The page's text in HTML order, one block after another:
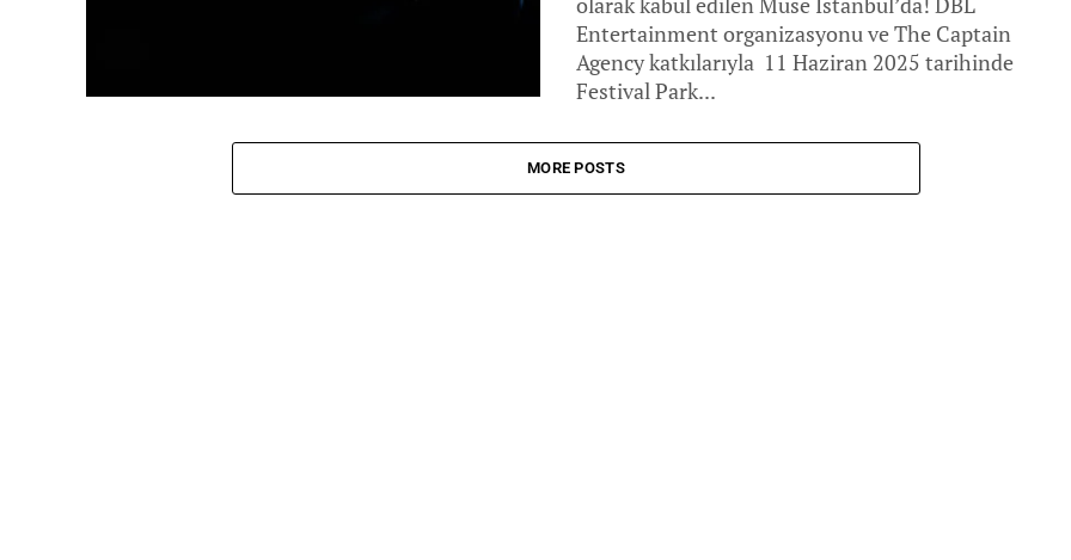
Entertainment organizasyonu ve The Captain
Agency katkılarıyla 11 Haziran 2025 tarihinde
Festival Park...
MORE POSTS